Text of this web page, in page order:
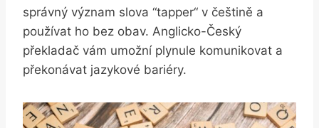
správný význam slova ‌“tapper“ v češtině a
používat ho bez obav. Anglicko-Český
překladač vám umožní plynule komunikovat a
překonávat jazykové bariéry.